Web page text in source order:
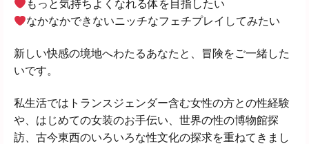
もっと気持ちよくなれる体を目指したい
なかなかできないニッチなフェチプレイしてみたい
新しい快感の境地へわたるあなたと、冒険をご一緒した
いです。
私生活ではトランスジェンダー含む女性の方との性経験
や、はじめての女装のお手伝い、世界の性の博物館探
訪、古今東西のいろいろな性文化の探求を重ねてきまし